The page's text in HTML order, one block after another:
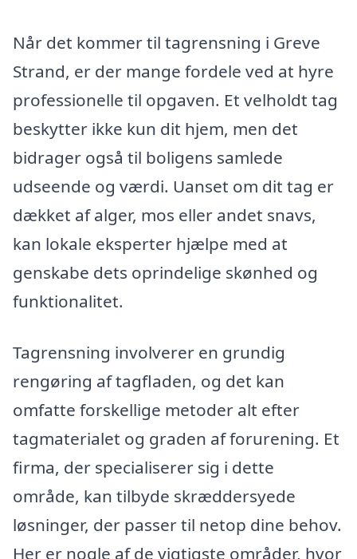
Når det kommer til tagrensning i Greve
Strand, er der mange fordele ved at hyre
professionelle til opgaven. Et velholdt tag
beskytter ikke kun dit hjem, men det
bidrager også til boligens samlede
udseende og værdi. Uanset om dit tag er
dækket af alger, mos eller andet snavs,
kan lokale eksperter hjælpe med at
genskabe dets oprindelige skønhed og
funktionalitet.
Tagrensning involverer en grundig
rengøring af tagfladen, og det kan
omfatte forskellige metoder alt efter
tagmaterialet og graden af forurening. Et
firma, der specialiserer sig i dette
område, kan tilbyde skræddersyede
løsninger, der passer til netop dine behov.
Her er nogle af de vigtigste områder, hvor